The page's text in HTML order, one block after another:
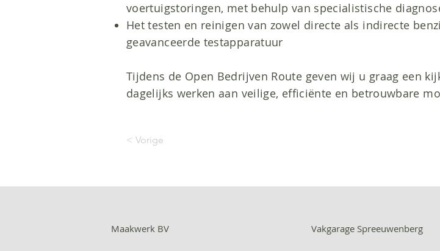
voertuigstoringen, met behulp van specialistische
Het testen en reinigen van zowel directe als indirecte
geavanceerde testapparatuur
Tijdens de Open Bedrijven Route geven wij u graag een
dagelijks werken aan veilige, efficiënte en betrouwbare
< Vorige
Maakwerk BV Vakgarage Spreeuwenberg